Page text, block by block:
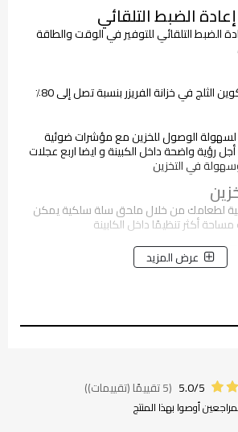
الضبط التلقائي
الضبط التلقائي للتوفير في الوقت والطاقة
في خزانة الفريزر بنسبة تصل إلى 80٪
الوصول للخزين مع مؤشرات ضوئية
رؤية واضحة داخل الكبينة و ايضا اربع عجلات
في التخزين
لطعامك من خلال ملحق سلة سلكية يمكن
أكثر تنظيمًا داخل الكابينة
و إضاءة طويلة الأمد
باب الفريزر وإبقائه آمنًا بعيدًا عن متناول
عرض المزيد
5.0/5 (5 تقييمًا (تقييمات))